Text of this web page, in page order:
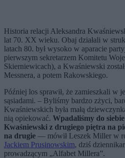
Historia relacji Aleksandra
lat 70. XX wieku. Obaj działali w
latach 80. był wysoko w aparacie
pierwszym sekretarzem Komitetu
Skierniewicach), a Kwaśniewski
Messnera, a potem Rakowskiego.
Później los sprawił, że zamieszkali w
sąsiadami. – Byliśmy bardzo zżyci,
Kwaśniewskich była małą
nią opiekować. Wpadaliśmy do
Kwaśniewski z drugiego piętra na
na drugie — mówił Leszek Miller w
Jackiem Prusinowskim, dziś
prowadzącym „Alfabet Millera”.